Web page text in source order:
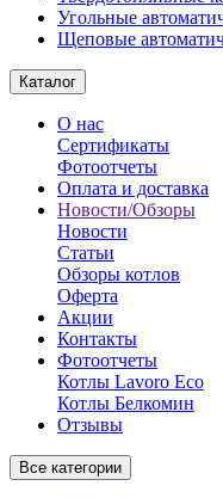
Угольные
Щеповые
Каталог
О нас
Сертификаты
Фотоотчеты
Оплата и доставка
Новости/Обзоры
Новости
Статьи
Обзоры котлов
Оферта
Акции
Контакты
Фотоотчеты
Котлы Lavoro Eco
Котлы Белкомин
Отзывы
Все категории